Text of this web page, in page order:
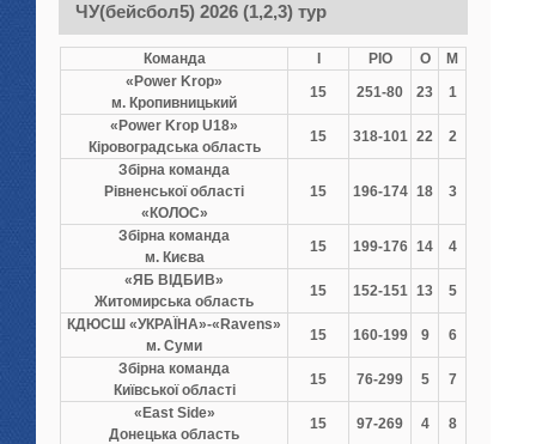
ЧУ(бейсбол5) 2026 (1,2,3) тур
Команда РІО О
М
«Power Krop»
м. Кропивницький
15 251-80 23
1
«Power Krop U18»
Кіровоградська область
15 318-101 22
2
Збірна команда
Рівненської області
«КОЛОС»
15 196-174 18 3
Збірна команда
м. Києва
15 199-176 14
4
«ЯБ ВІДБИВ»
Житомирська область
15 152-151 13
5
КДЮСШ «УКРАЇНА»-«Ravens»
м. Суми
15 160-199 9
6
Збірна команда
Київської області
15 76-299 5
7
«East Side»
Донецька область
15 97-269 4 8